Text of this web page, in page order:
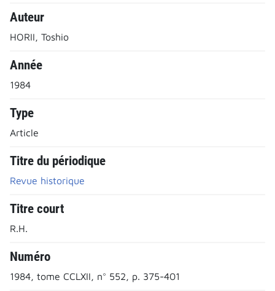
Auteur
HORII, Toshio
Année
1984
Type
Article
Titre du périodique
Revue historique
Titre court
R.H.
Numéro
1984, tome CCLXII, n° 552, p. 375-401